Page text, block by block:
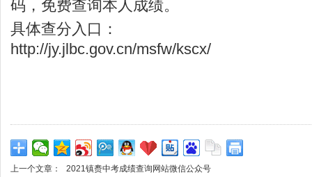
码，免费查询本人成绩。
具体查分入口：
http://jy.jlbc.gov.cn/msfw/kscx/
上一个文章： 2021镇赉中考成绩查询网站微信公众号